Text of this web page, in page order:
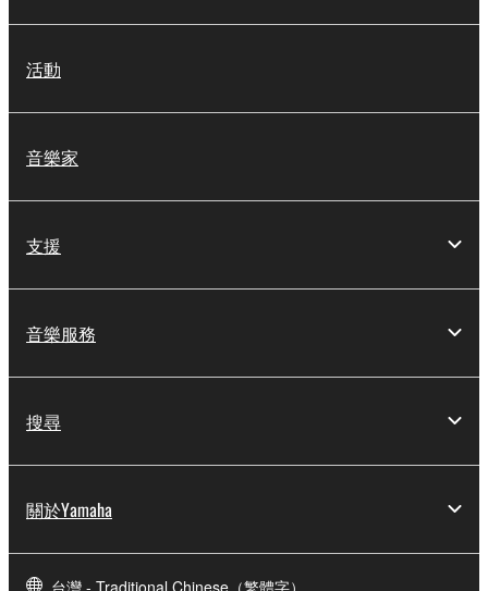
活動
音樂家
支援
音樂服務
搜尋
關於Yamaha
台灣 - Traditional Chinese（繁體字）